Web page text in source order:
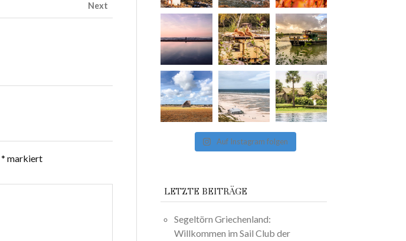
Next
* markiert
Auf Instagram folgen
LETZTE BEITRÄGE
Segeltörn Griechenland:
Willkommen im Sail Club der